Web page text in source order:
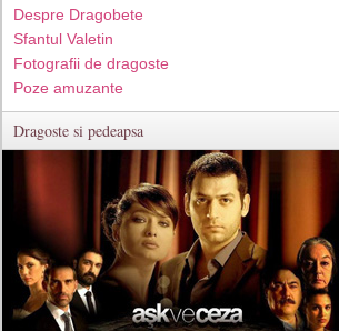
Despre Dragobete
Sfantul Valetin
Fotografii de dragoste
Poze amuzante
Dragoste si pedeapsa